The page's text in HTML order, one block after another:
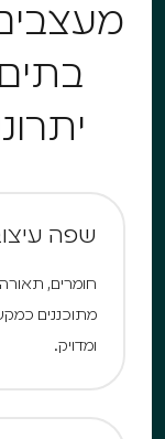
שפה
חומרים,
מתוכננים
ומדויק.